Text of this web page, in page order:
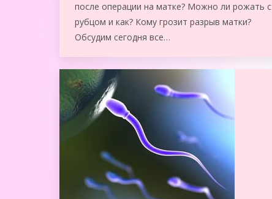
после операции на матке? Можно ли рожать с
рубцом и как? Кому грозит разрыв матки?
Обсудим сегодня все…